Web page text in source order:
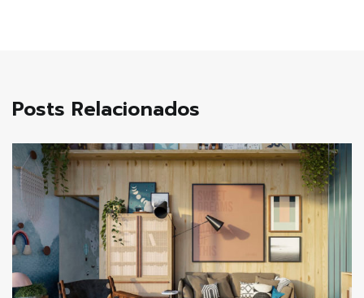
Posts Relacionados